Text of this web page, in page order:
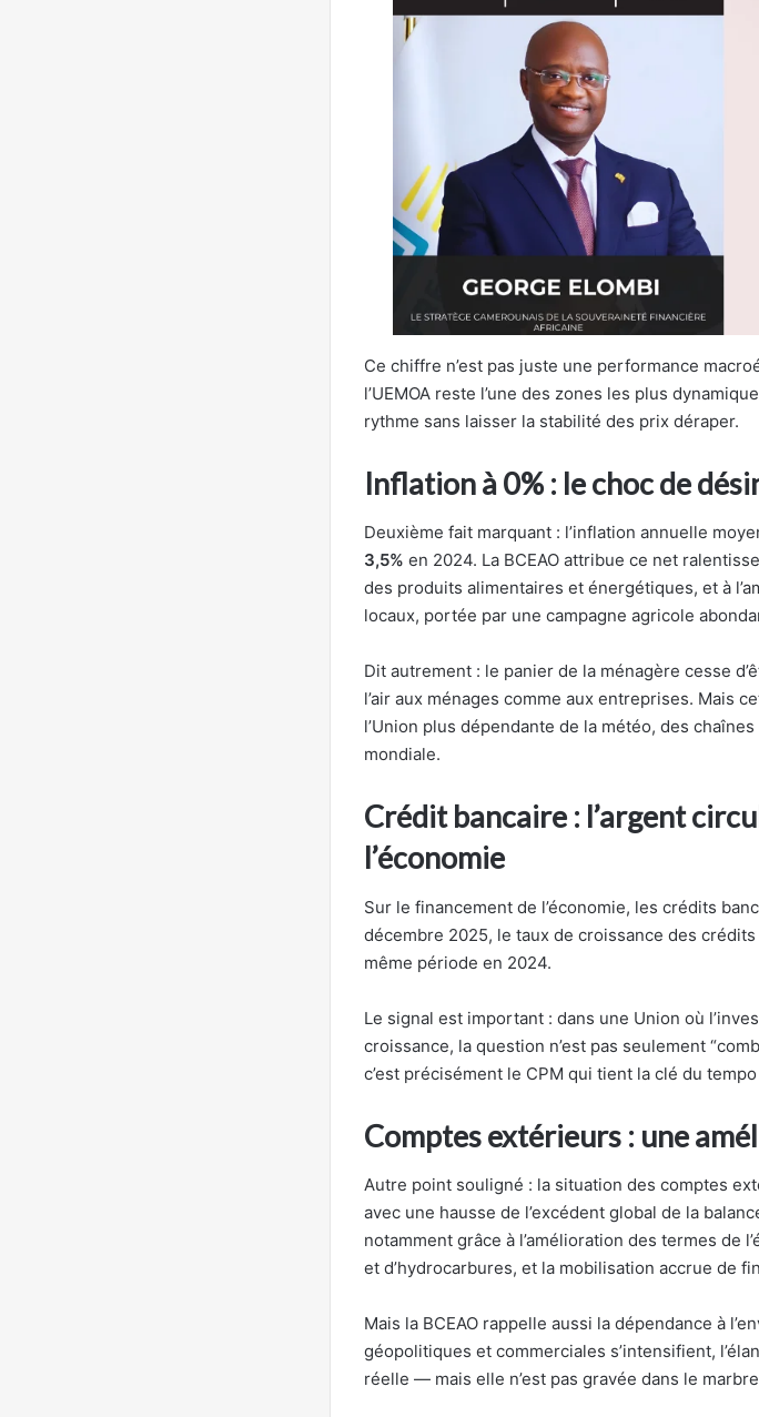
Ce chiffre n’est pas juste une performance
l’UEMOA reste l’une des zones les plus
rythme sans laisser la stabilité des prix déraper.
Inflation à 0% : le choc de
Deuxième fait marquant : l’inflation annuelle
3,5% en 2024. La BCEAO attribue ce net
des produits alimentaires et énergétiques, et à
locaux, portée par une campagne agricole
Dit autrement : le panier de la ménagère cesse
l’air aux ménages comme aux entreprises. Mais
l’Union plus dépendante de la météo, des
mondiale.
Crédit bancaire : l’argent
l’économie
Sur le financement de l’économie, les crédits
décembre 2025, le taux de croissance des crédits
même période en 2024.
Le signal est important : dans une Union où
croissance, la question n’est pas seulement
c’est précisément le CPM qui tient la clé du
Comptes extérieurs : une
Autre point souligné : la situation des comptes
avec une hausse de l’excédent global de la
notamment grâce à l’amélioration des termes de
et d’hydrocarbures, et la mobilisation accrue de
Mais la BCEAO rappelle aussi la dépendance à
géopolitiques et commerciales s’intensifient,
réelle — mais elle n’est pas gravée dans le